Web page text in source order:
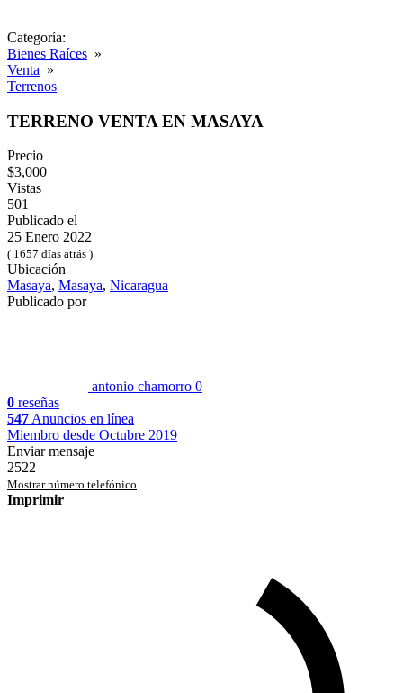
Categoría:
Bienes Raíces »
Venta »
Terrenos
TERRENO VENTA EN MASAYA
Precio
$3,000
Vistas
501
Publicado el
25 Enero 2022
( 1657 días atrás )
Ubicación
Masaya, Masaya, Nicaragua
Publicado por
antonio chamorro 0
0 reseñas
547 Anuncios en línea
Miembro desde Octubre 2019
Enviar mensaje
2522
Mostrar número telefónico
Imprimir